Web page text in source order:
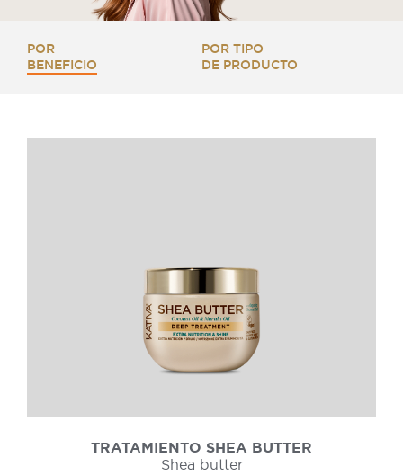
POR
BENEFICIO
POR TIPO
DE PRODUCTO
TRATAMIENTO SHEA BUTTER
Shea butter